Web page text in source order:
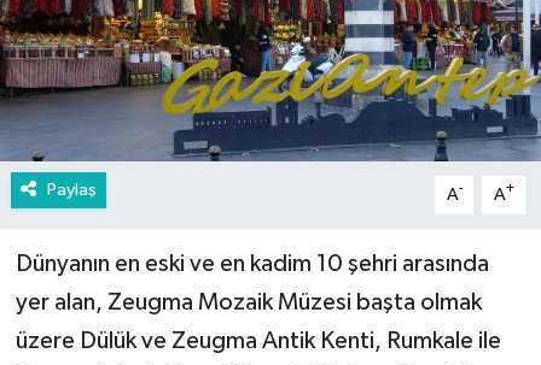
Paylaş A- A+
Dünyanın en eski ve en kadim 10 şehri arasında
yer alan, Zeugma Mozaik Müzesi başta olmak
üzere Dülük ve Zeugma Antik Kenti, Rumkale ile